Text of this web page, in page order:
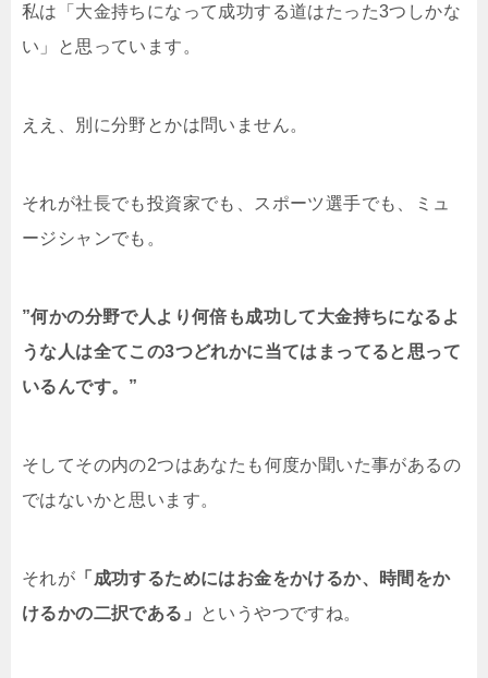
私は「大金持ちになって成功する道はたった3つしかな
い」と思っています。
ええ、別に分野とかは問いません。
それが社長でも投資家でも、スポーツ選手でも、ミュ
ージシャンでも。
”何かの分野で人より何倍も成功して大金持ちになるよ
うな人は全てこの3つどれかに当てはまってると思って
いるんです。”
そしてその内の2つはあなたも何度か聞いた事があるの
ではないかと思います。
それが 「成功するためにはお金をかけるか、時間をか
けるかの二択である」
というやつですね。